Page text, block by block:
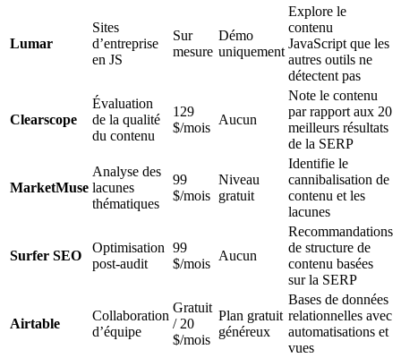
Lumar
Sites
d’entreprise
en JS
Sur
mesure
Démo
uniquement
Explore le
contenu
JavaScript que les
autres outils ne
détectent pas
Clearscope
Évaluation
de la qualité
du contenu
129
$/mois
Aucun
Note le contenu
par rapport aux 20
meilleurs résultats
de la SERP
MarketMuse
Analyse des
lacunes
thématiques
99
$/mois
Niveau
gratuit
Identifie le
cannibalisation de
contenu et les
lacunes
Surfer SEO
Optimisation
post-audit
99
$/mois
Aucun
Recommandations
de structure de
contenu basées
sur la SERP
Airtable
Collaboration
d’équipe
Gratuit
/ 20
$/mois
Plan gratuit
généreux
Bases de données
relationnelles avec
automatisations et
vues